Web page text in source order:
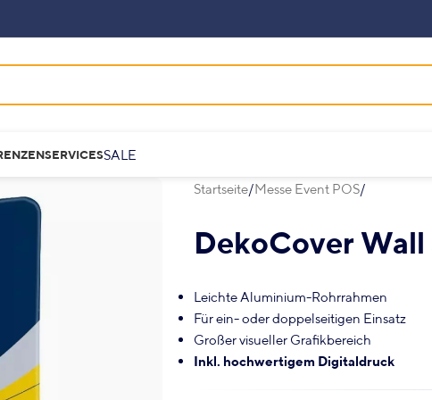
SERVICESSALE
Startseite Messe Event POS
DekoCover
Leichte Aluminium-Rohrrahmen
Für ein- oder doppelseitigen Einsatz
Großer visueller Grafikbereich
Inkl. hochwertigem Digitaldruck